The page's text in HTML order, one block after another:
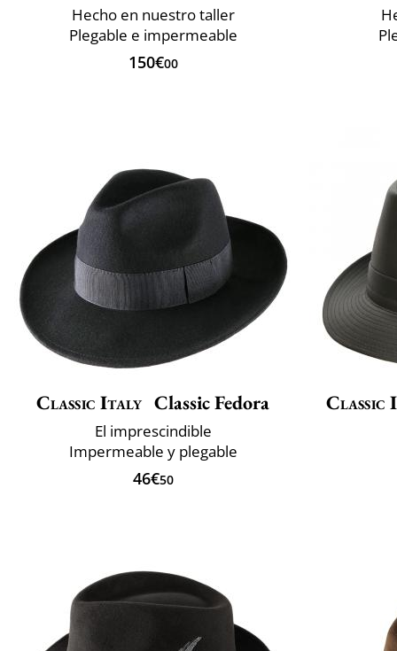
Hecho en nuestro taller
Plegable e impermeable
150€00
Classic Italy Classic Fedora
El imprescindible
Impermeable y plegable
46€50
Classic